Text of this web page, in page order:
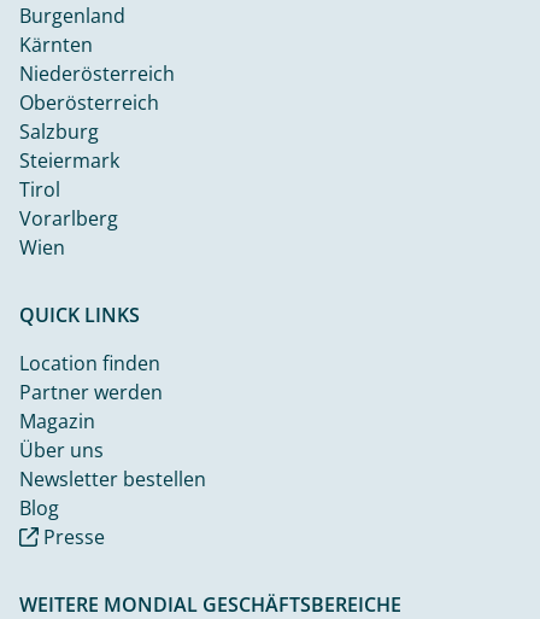
Burgenland
Kärnten
Niederösterreich
Oberösterreich
Salzburg
Steiermark
Tirol
Vorarlberg
Wien
QUICK LINKS
Location finden
Partner werden
Magazin
Über uns
Newsletter bestellen
Blog
Presse
WEITERE MONDIAL GESCHÄFTSBEREICHE